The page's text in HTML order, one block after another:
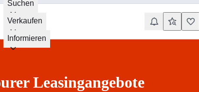
Suchen
Verkaufen
Informieren
Leasingangebote